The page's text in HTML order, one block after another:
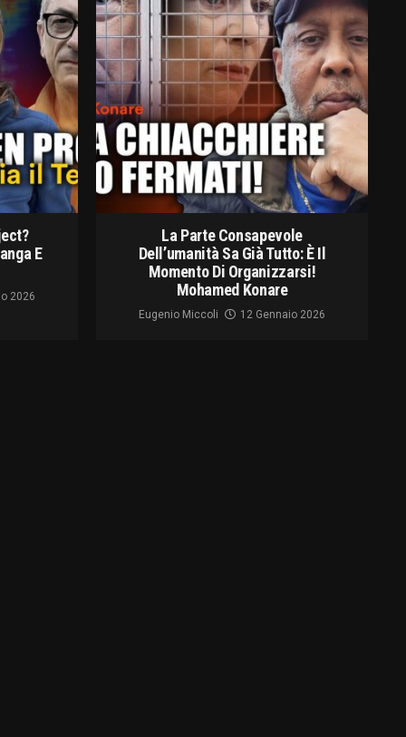
E
2026
La Parte Consapevole
Dell’umanità Sa Già Tutto: È Il
Momento Di Organizzarsi!
Mohamed Konare
Eugenio Miccoli 12 Gennaio 2026